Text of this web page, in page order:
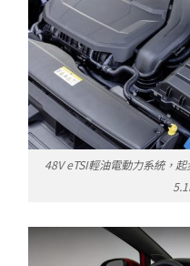
48V eTSI輕油電動力系統，